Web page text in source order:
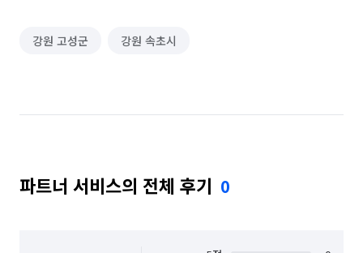
강원 고성군 강원 속초시
파트너 서비스의 전체 후기 0